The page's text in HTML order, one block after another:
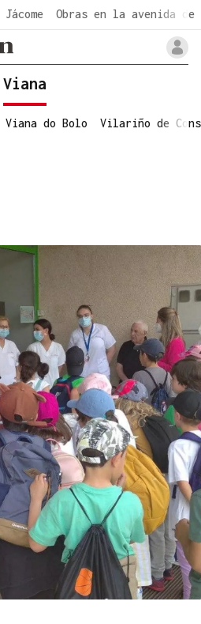
Obras en la avenida de
Viana
Viana do Bolo Vilariño de